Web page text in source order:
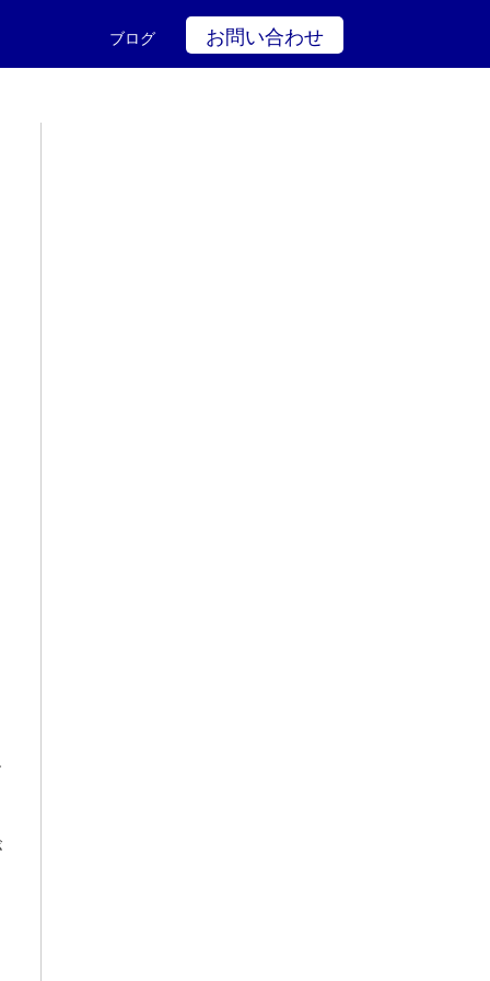
ブログ お問い合わせ